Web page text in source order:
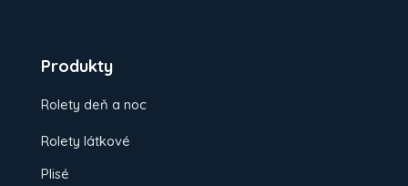
Produkty
Rolety deň a noc
Rolety látkové
Plisé